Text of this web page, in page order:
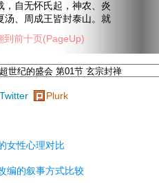
自无怀氏起，神农、炎
汤、周成王皆封泰山。就
Twitter Plurk
到前十页(PageUp)
女性心理对比
编的叙事方式比较